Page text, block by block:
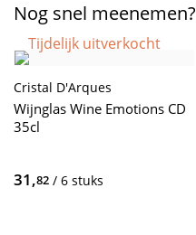
Nog snel meenemen?
Tijdelijk uitverkocht
Cristal D'Arques
Wijnglas Wine Emotions CD
35cl
31,82 / 6 stuks